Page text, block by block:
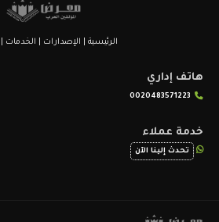
الرئيسية الإصدارات الخدمات
هاتف إداري
0020483571223
خدمة عملاء
تحدث إلينا الآن